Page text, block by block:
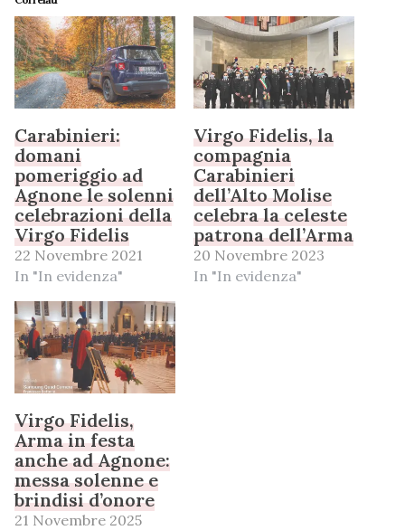
Carabinieri:
domani
pomeriggio ad
Agnone le solenni
celebrazioni della
Virgo Fidelis
22 Novembre 2021
In "In evidenza"
Virgo Fidelis, la
compagnia
Carabinieri
dell’Alto Molise
celebra la celeste
patrona dell’Arma
20 Novembre 2023
In "In evidenza"
Virgo Fidelis,
Arma in festa
anche ad Agnone:
messa solenne e
brindisi d’onore
21 Novembre 2025